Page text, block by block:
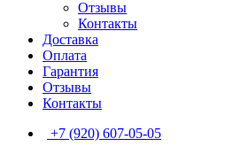
Отзывы
Контакты
Доставка
Оплата
Гарантия
Отзывы
Контакты
+7 (920) 607-05-05